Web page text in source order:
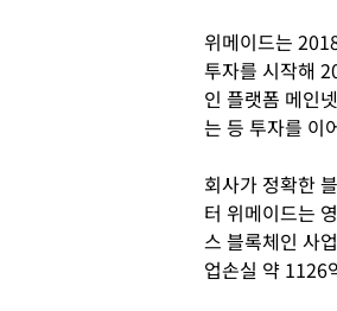
위메이드는
투자를 시작해
인 플랫폼 메인
는 등 투자를 이
회사가 정확한
터 위메이드는
스 블록체인 사
업손실 약 1126